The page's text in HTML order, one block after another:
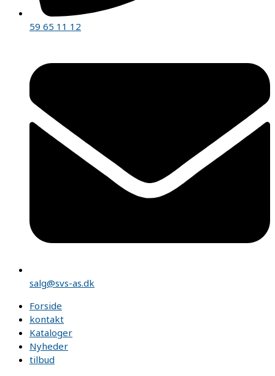
59 65 11 12
salg@svs-as.dk
Forside
kontakt
Kataloger
Nyheder
tilbud